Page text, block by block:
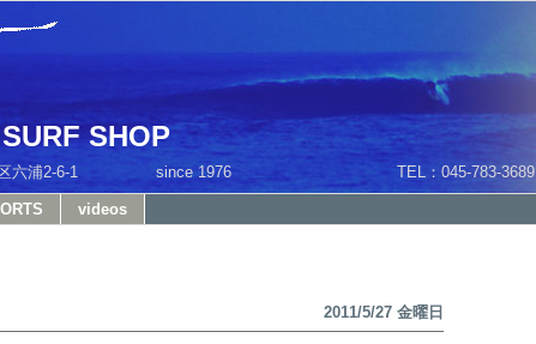
SHOP
金沢区六浦2-6-1 since 1976 TEL：045-783-3689
videos
2011/5/27 金曜日